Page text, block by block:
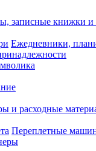
записные книжки и
Ежедневники,
и расходные
Переплетные